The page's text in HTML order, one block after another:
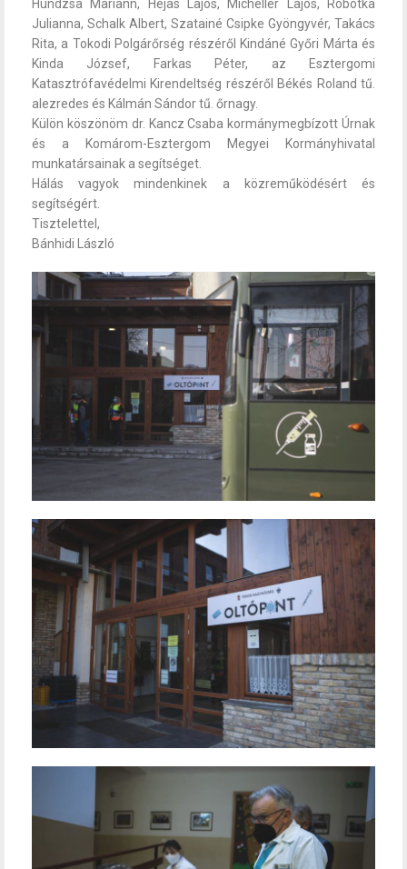
Hundzsa Mariann, Héjas Lajos, Micheller Lajos, Robotka
Julianna, Schalk Albert, Szatainé Csipke Gyöngyvér, Takács
Rita, a Tokodi Polgárőrség részéről Kindáné Győri Márta és
Kinda József, Farkas Péter, az Esztergomi
Katasztrófavédelmi Kirendeltség részéről Békés Roland tű.
alezredes és Kálmán Sándor tű. őrnagy.
Külön köszönöm dr. Kancz Csaba kormánymegbízott Úrnak
és a Komárom-Esztergom Megyei Kormányhivatal
munkatársainak a segítséget.
Hálás vagyok mindenkinek a közreműködésért és
segítségért.
Tisztelettel,
Bánhidi László